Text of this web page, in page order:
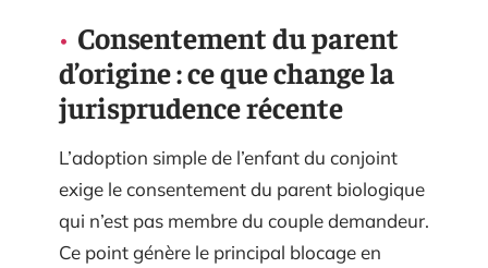
Consentement du parent
d’origine : ce que change la
jurisprudence récente
L’adoption simple de l’enfant du conjoint
exige le consentement du parent biologique
qui n’est pas membre du couple demandeur.
Ce point génère le principal blocage en